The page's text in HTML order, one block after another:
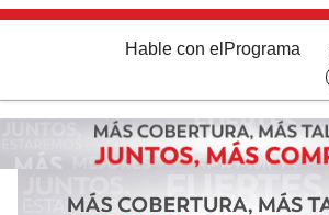
Hable con el Programa